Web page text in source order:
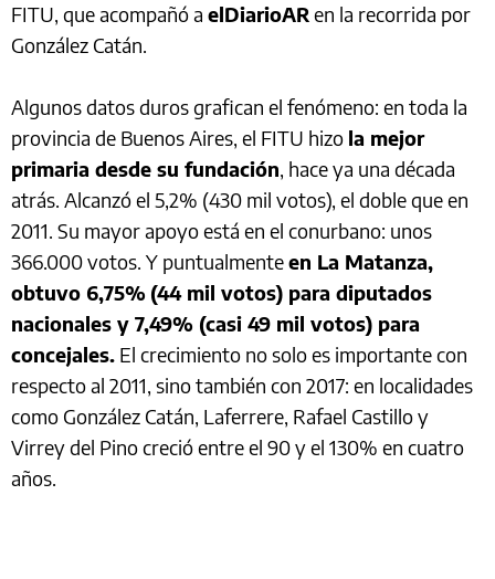
FITU, que acompañó a elDiarioARen la recorrida por
González Catán.
Algunos datos duros grafican el fenómeno: en toda la
provincia de Buenos Aires, el FITU hizo la mejor
primaria desde su fundación, hace ya una década
atrás. Alcanzó el 5,2% (430 mil votos), el doble que en
2011. Su mayor apoyo está en el conurbano: unos
366.000 votos. Y puntualmenteen La Matanza,
obtuvo 6,75% (44 mil votos) para diputados
nacionales y 7,49% (casi 49 mil votos) para
concejales. El crecimiento no solo es importante con
respecto al 2011, sino también con 2017: en localidades
como González Catán, Laferrere, Rafael Castillo y
Virrey del Pino creció entre el 90 y el 130% en cuatro
años.